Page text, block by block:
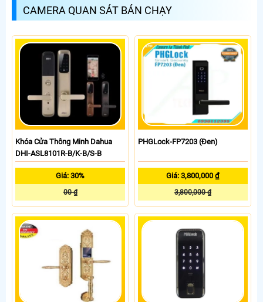
CAMERA QUAN SÁT BÁN CHẠY
Khóa Cửa Thông Minh Dahua
DHI-ASL8101R-B/K-B/S-B
Giá: 30%
00 ₫
PHGLock-FP7203 (Đen)
Giá: 3,800,000 ₫
3,800,000 ₫